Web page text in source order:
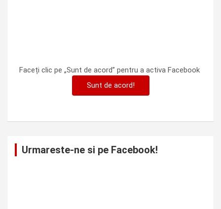
Faceți clic pe „Sunt de acord” pentru a activa Facebook
Sunt de acord!
Urmareste-ne si pe Facebook!